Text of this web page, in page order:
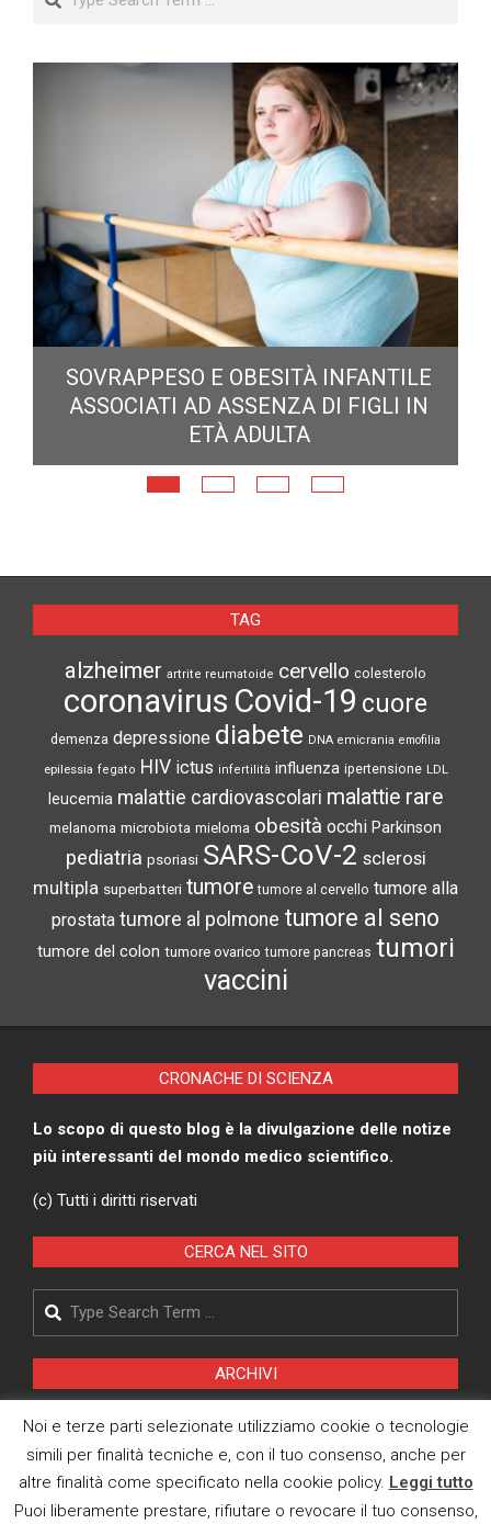
SOVRAPPESO E OBESITÀ INFANTILE
ASSOCIATI AD ASSENZA DI FIGLI IN
ETÀ ADULTA
TAG
alzheimer artrite reumatoide cervello colesterolo
coronavirus Covid-19 cuore
demenza depressione diabete DNA emicrania emofilia
epilessia fegato HIV ictus infertilità influenza ipertensione LDL
leucemia malattie cardiovascolari malattie rare
melanoma microbiota mieloma obesità occhi Parkinson
pediatria psoriasi SARS-CoV-2 sclerosi
multipla superbatteri tumore tumore al cervello tumore alla
prostata tumore al polmone tumore al seno
tumore del colon tumore ovarico tumore pancreas tumori
vaccini
CRONACHE DI SCIENZA
Lo scopo di questo blog è la divulgazione delle notize
più interessanti del mondo medico scientifico.
(c) Tutti i diritti riservati
CERCA NEL SITO
Search
ARCHIVI
Archivi
Pagina Privacy Policy
Noi e terze parti selezionate utilizziamo cookie o tecnologie
simili per finalità tecniche e, con il tuo consenso, anche per
altre finalità come specificato nella cookie policy. Leggi tutto
Puoi liberamente prestare, rifiutare o revocare il tuo consenso,